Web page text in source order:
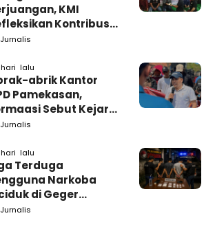
KMI
Kontribusi
Masyarakat
Jurnalis
hari lalu
abrik Kantor
Pamekasan,
Sebut Kejari
Jurnalis
hari lalu
Terduga
Narkoba
di Geger
Polisi Masih
Jurnalis